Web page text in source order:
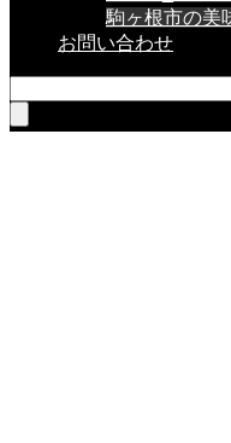
駒ヶ根市の美
お問い合わせ